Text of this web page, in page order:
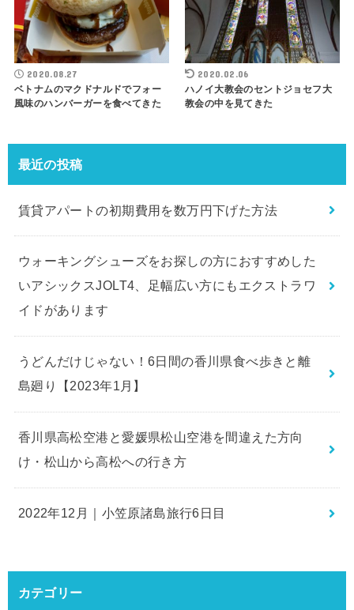
2020.08.27
ベトナムのマクドナルドでフォー
風味のハンバーガーを食べてきた
2020.02.06
ハノイ大教会のセントジョセフ大
教会の中を見てきた
最近の投稿
賃貸アパートの初期費用を数万円下げた方法
ウォーキングシューズをお探しの方におすすめした
いアシックスJOLT4、足幅広い方にもエクストラワ
イドがあります
うどんだけじゃない！6日間の香川県食べ歩きと離
島廻り【2023年1月】
香川県高松空港と愛媛県松山空港を間違えた方向
け・松山から高松への行き方
2022年12月｜小笠原諸島旅行6日目
カテゴリー